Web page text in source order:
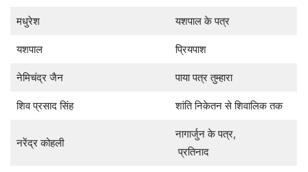
मधुरेश यशपाल के पत्र
यशपाल प्रियपाश
नेमिचंद्र जैन पाया पत्र तुम्हारा
शिव प्रसाद सिंह शांति निकेतन से शिवालिक तक
नरेंद्र कोहली
नागार्जुन के पत्र,
प्रतिनाद